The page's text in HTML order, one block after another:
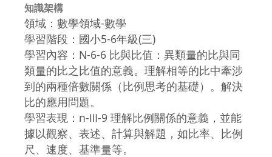
知識架構
領域：數學領域-數學
學習階段：國小5-6年級(三)
學習內容：N-6-6 比與比值：異類量的比與同
類量的比之比值的意義。理解相等的比中牽涉
到的兩種倍數關係（比例思考的基礎）。解決
比的應用問題。
學習表現：n-Ⅲ-9 理解比例關係的意義，並能
據以觀察、表述、計算與解題，如比率、比例
尺、速度、基準量等。